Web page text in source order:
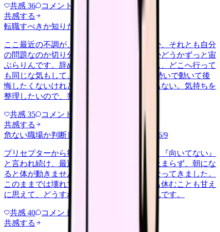
共感 36 コメント
共感する
転職すべきか知りたい
ここ最近の不調が、職場の環境のせいなのか、それとも自分
の問題なのか切り分けられず、転職すべきかどうかずっと宙
ぶらりんです。辞めれば楽になる気もするし、どこへ行って
も同じな気もして、決め手がありません。 勢いで動いて後
悔したくないけれど、このまま留まる根拠もない。気持ちを
整理したいので、判断材料の集…
共感 35 コメント
共感する
危ない職場か判断してほしい
2026/6/9
プリセプターから毎日のように『辞めれば』『向いてない』
と言われ続け、最近は職場が近づくと涙が止まらず、朝にな
ると体が動きません。食事も喉を通らなくなってきました。
このままでは壊れてしまう気がします。でも休むことも甘え
に思えて、どうすればいいのか分からないんです。
共感 40 コメント
共感する